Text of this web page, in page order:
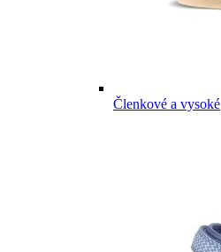
Členkové a vysoké